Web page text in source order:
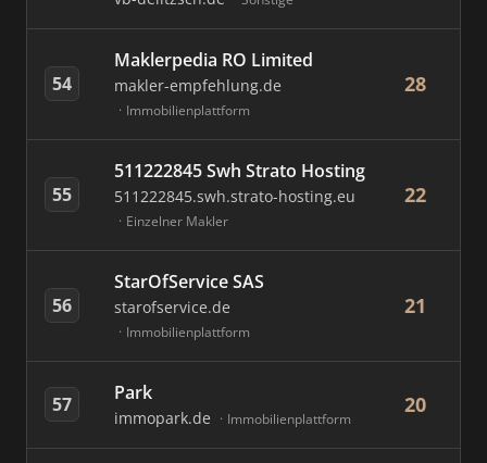
54
Maklerpedia RO Limited
makler-empfehlung.de
Immobilienplattform
28
55
511222845 Swh Strato Hosting
511222845.swh.strato-hosting.eu
Einzelner Makler
22
56
StarOfService SAS
starofservice.de
Immobilienplattform
21
57 Park
immopark.de Immobilienplattform
20